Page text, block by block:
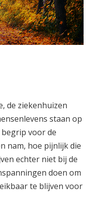
de ziekenhuizen
staan op
voor de
nam, hoe pijnlijk die
echter niet bij de
doen om
te blijven voor